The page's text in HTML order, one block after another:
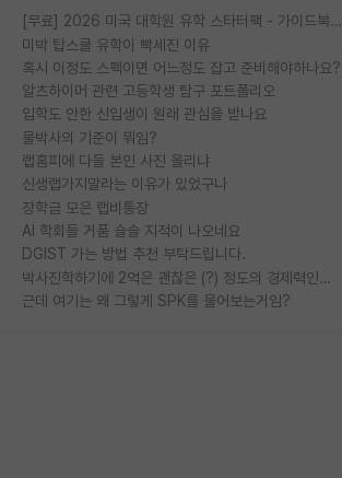
[무료] 2026 미국 대학원 유학 스타터팩 - 가이드북 & 합격자 컨택메일 템플릿
미박 탑스쿨 유학이 빡세진 이유
혹시 이정도 스펙이면 어느정도 잡고 준비해야하나요?
알츠하이머 관련 고등학생 탐구 포트폴리오
입학도 안한 신입생이 원래 관심을 받나요
물박사의 기준이 뭐임?
랩홈피에 다들 본인 사진 올리냐
신생랩가지말라는 이유가 있었구나
장학금 모은 랩비통장
AI 학회들 거품 슬슬 지적이 나오네요
DGIST 가는 방법 추천 부탁드립니다.
박사진학하기에 2억은 괜찮은 (?) 정도의 경제력인가요
근데 여기는 왜 그렇게 SPK를 물어보는거임?